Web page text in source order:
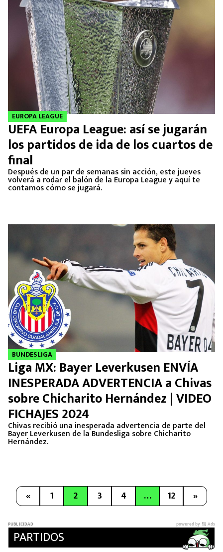
EUROPA LEAGUE
UEFA Europa League: así se jugarán
los partidos de ida de los cuartos de
final
Después de un par de semanas sin acción, este jueves
volverá a rodar el balón de la Europa League y aquí te
contamos cómo se jugará.
BUNDESLIGA
Liga MX: Bayer Leverkusen ENVÍA
INESPERADA ADVERTENCIA a Chivas
sobre Chicharito Hernández | VIDEO
FICHAJES 2024
Chivas recibió una inesperada advertencia de parte del
Bayer Leverkusen de la Bundesliga sobre Chicharito
Hernández.
« 1 2 3 4 … 12 »